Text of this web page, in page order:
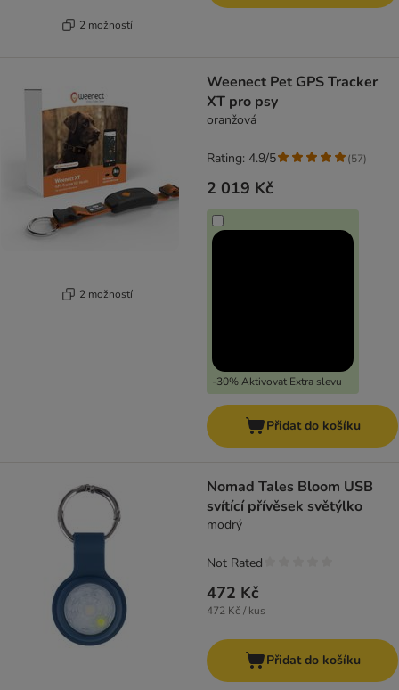
2 možností
2 možností
Weenect Pet GPS Tracker
XT pro psy
oranžová
2 019 Kč
-30% Aktivovat Extra slevu
Rating: 4.9/5 (57)
Přidat do košíku
Nomad Tales Bloom USB
svítící přívěsek světýlko
modrý
472 Kč
472 Kč / kus
Not Rated
Přidat do košíku